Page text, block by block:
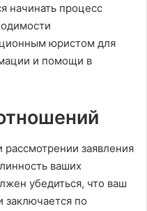
начинать процесс
юристом для
и помощи в
заявления
ваших
убедиться, что ваш
заключается по